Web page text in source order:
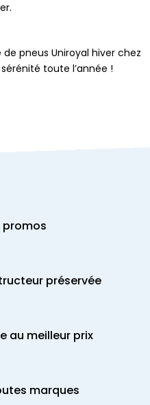
pneus Uniroyal hiver chez
toute l’année !
promos
préservée
au meilleur prix
marques